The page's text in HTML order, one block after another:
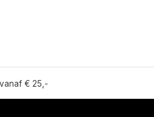
€ 25,-